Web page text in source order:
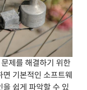
제를 해결하기 위한
기본적인 소프트웨
쉽게 파악할 수 있